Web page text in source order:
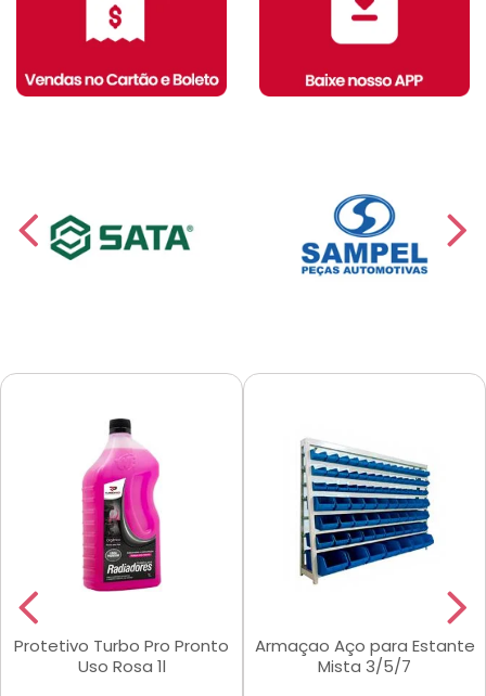
Protetivo Turbo Pro Pronto
Uso Rosa 1l
Armaçao Aço para Estante
Mista 3/5/7